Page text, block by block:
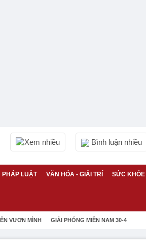
Xem nhiều Bình luận nhiều
PHÁP LUẬT VĂN HÓA - GIẢI TRÍ SỨC KHỎE
VƯƠN MÌNH GIẢI PHÓNG MIỀN NAM 30-4